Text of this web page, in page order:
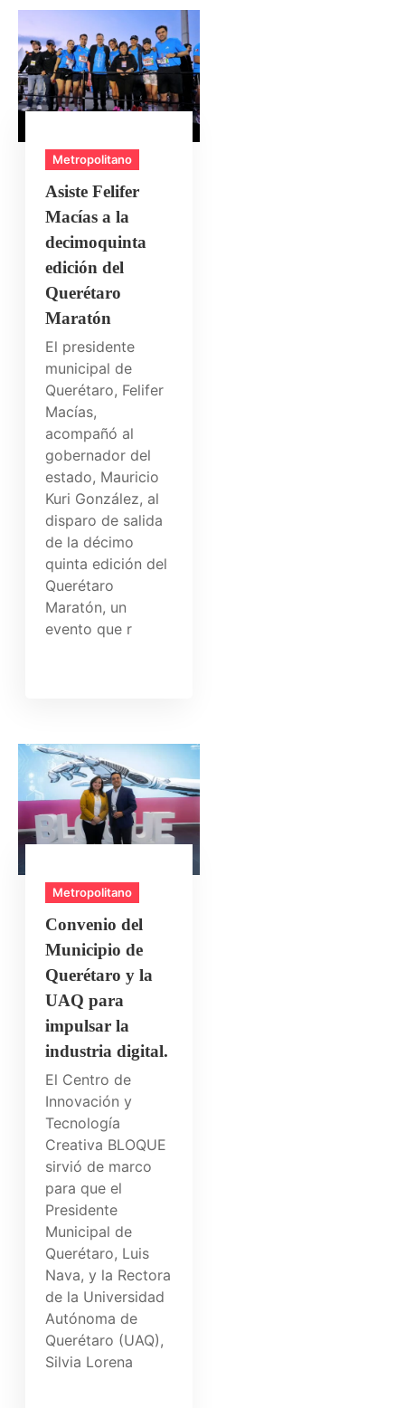
Metropolitano
Asiste Felifer
Macías a la
decimoquinta
edición del
Querétaro
Maratón
El presidente
municipal de
Querétaro, Felifer
Macías,
acompañó al
gobernador del
estado, Mauricio
Kuri González, al
disparo de salida
de la décimo
quinta edición del
Querétaro
Maratón, un
evento que r
Metropolitano
Convenio del
Municipio de
Querétaro y la
UAQ para
impulsar la
industria digital.
El Centro de
Innovación y
Tecnología
Creativa BLOQUE
sirvió de marco
para que el
Presidente
Municipal de
Querétaro, Luis
Nava, y la Rectora
de la Universidad
Autónoma de
Querétaro (UAQ),
Silvia Lorena